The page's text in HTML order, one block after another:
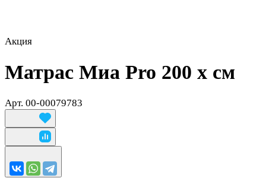
Акция
Матрас Миа Pro 200 х см
Арт. 00-00079783